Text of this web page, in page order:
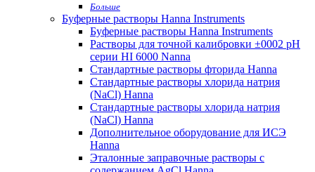
Больше
Буферные растворы Hanna Instruments
Буферные растворы Hanna Instruments
Растворы для точной калибровки ±0002 pH
серии HI 6000 Nanna
Стандартные растворы фторида Hanna
Стандартные растворы хлорида натрия
(NaCl) Hanna
Стандартные растворы хлорида натрия
(NaCl) Hanna
Дополнительное оборудование для ИСЭ
Hanna
Эталонные заправочные растворы с